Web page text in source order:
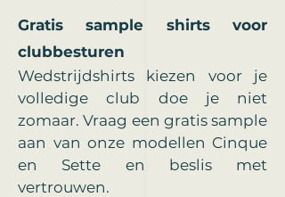
Gratis sample shirts voor
clubbesturen
Wedstrijdshirts kiezen voor je
volledige club doe je niet
zomaar. Vraag een gratis sample
aan van onze modellen Cinque
en Sette en beslis met
vertrouwen.